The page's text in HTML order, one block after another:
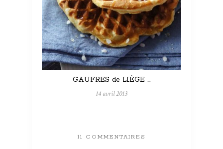
GAUFRES de LIÈGE …
14 avril 2013
11 COMMENTAIRES